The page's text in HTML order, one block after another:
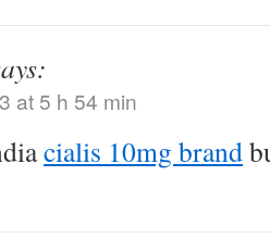
at 5 h 54 min
cialis 10mg brand